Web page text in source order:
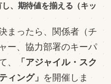
、期待値を揃える（キッ
まったら、関係者（チ
ー、協力部署のキーパ
「アジャイル・スク
ィング」 を開催しま